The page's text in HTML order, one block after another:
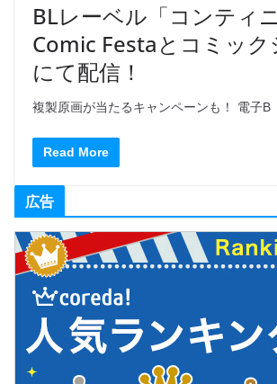
BLレーベル「コンティ
Comic Festaとコミック
にて配信！
複製原画が当たるキャンペーンも！ 電子B
Read More
広告